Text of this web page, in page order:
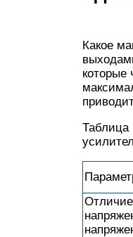
Какое
которые
Таблица